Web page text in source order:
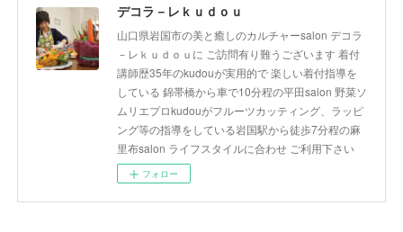
デコラ－レｋｕｄｏｕ
山口県岩国市の美と癒しのカルチャーsalon デコラ
－レｋｕｄｏｕに ご訪問有り難うございます 着付
講師歴35年のkudouが実用的で 楽しい着付指導を
している 錦帯橋から車で10分程の平田salon 野菜ソ
ムリエプロkudouがフルーツカッティング、ラッピ
ング等の指導をしている岩国駅から徒歩7分程の麻
里布salon ライフスタイルに合わせ ご利用下さい
フォロー